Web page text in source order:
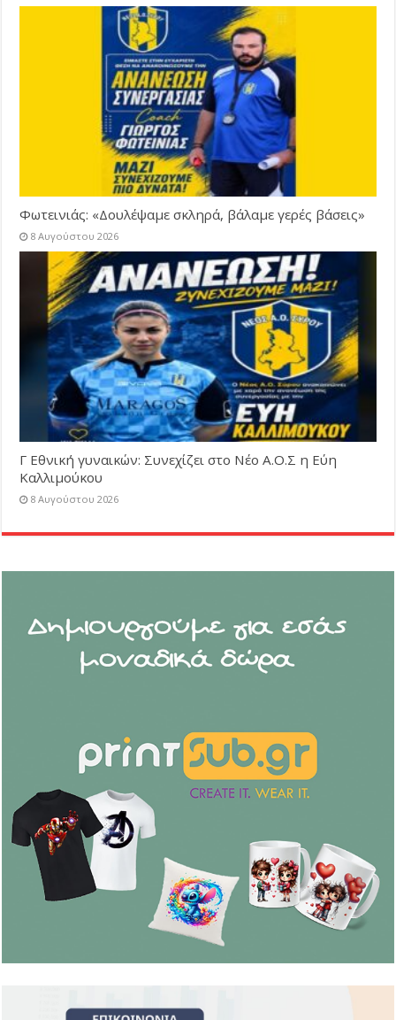
Φωτεινιάς: «Δουλέψαμε σκληρά, βάλαμε γερές βάσεις»
8 Αυγούστου 2026
Γ Εθνική γυναικών: Συνεχίζει στο Νέο Α.Ο.Σ η Εύη
Καλλιμούκου
8 Αυγούστου 2026